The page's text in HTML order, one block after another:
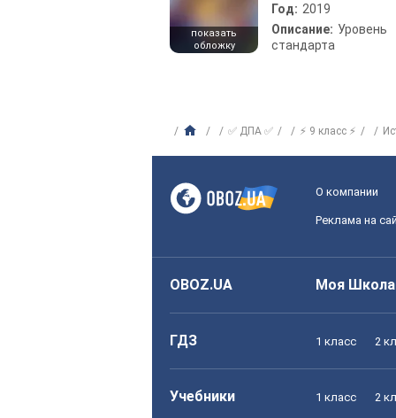
показать
обложку
Год: 2019
Описание: Уровень
стандарта
✅ ДПА ✅ ⚡ 9 класс ⚡
О компании
Реклама на
OBOZ.UA Моя Школа
ГДЗ 1 класс 2
Учебники 1 класс 2